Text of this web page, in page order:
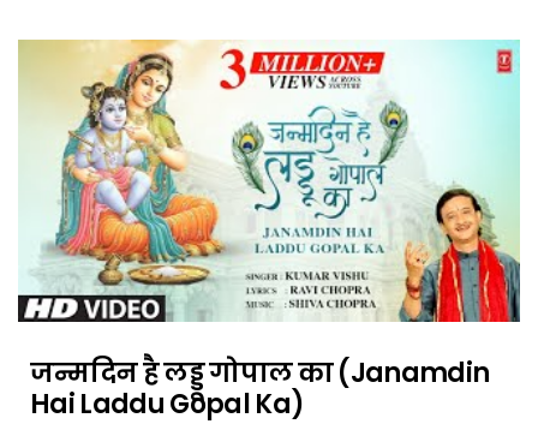
जन्मदिन है लड्डू गोपाल का (Janamdin
Hai Laddu Gopal Ka)